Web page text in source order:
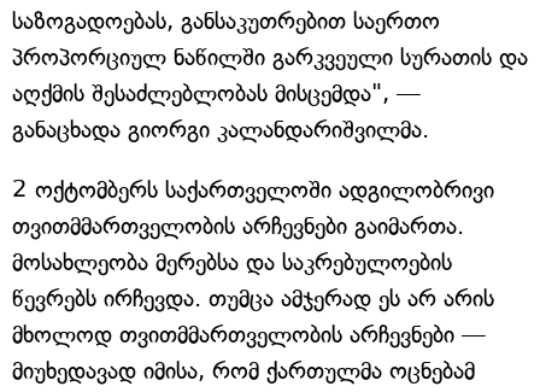
საზოგადოებას, განსაკუთრებით საერთო
პროპორციულ ნაწილში გარკვეული სურათის და
აღქმის შესაძლებლობას მისცემდა", —
განაცხადა გიორგი კალანდარიშვილმა.
2 ოქტომბერს საქართველოში ადგილობრივი
თვითმმართველობის არჩევნები გაიმართა.
მოსახლეობა მერებსა და საკრებულოების
წევრებს ირჩევდა. თუმცა ამჯერად ეს არ არის
მხოლოდ თვითმმართველობის არჩევნები —
მიუხედავად იმისა, რომ ქართულმა ოცნებამ